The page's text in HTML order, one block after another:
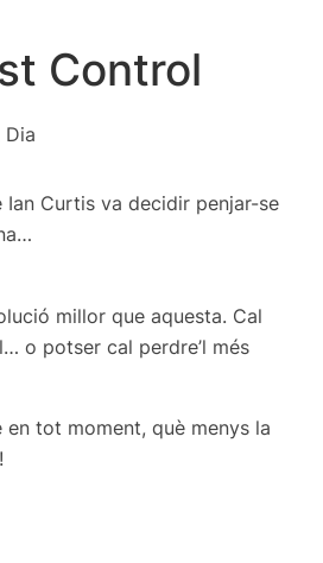
Control
Dia
Ian Curtis va decidir penjar-se
millor que aquesta. Cal
o potser cal perdre’l més
tot moment, què menys la